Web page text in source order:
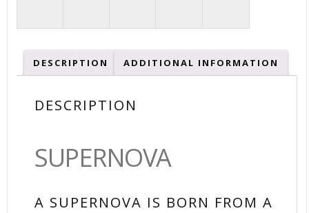
DESCRIPTION ADDITIONAL INFORMATION
DESCRIPTION
SUPERNOVA
A SUPERNOVA IS BORN FROM A